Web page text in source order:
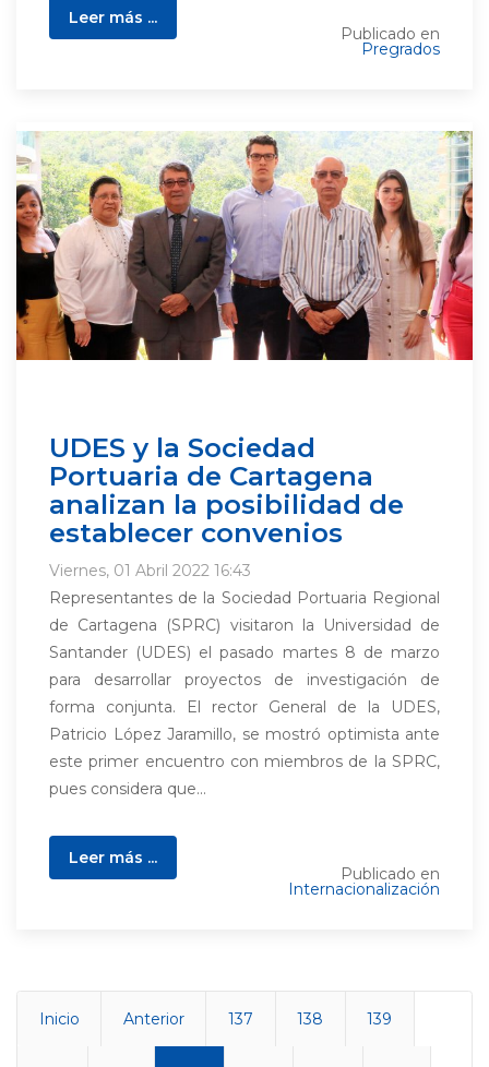
Leer más ...
Publicado en
Pregrados
UDES y la Sociedad
Portuaria de Cartagena
analizan la posibilidad de
establecer convenios
Viernes, 01 Abril 2022 16:43
Representantes de la Sociedad Portuaria Regional
de Cartagena (SPRC) visitaron la Universidad de
Santander (UDES) el pasado martes 8 de marzo
para desarrollar proyectos de investigación de
forma conjunta. El rector General de la UDES,
Patricio López Jaramillo, se mostró optimista ante
este primer encuentro con miembros de la SPRC,
pues considera que...
Leer más ...
Publicado en
Internacionalización
Inicio Anterior 137 138 139